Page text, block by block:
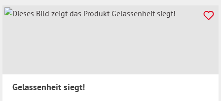
Gelassenheit siegt!